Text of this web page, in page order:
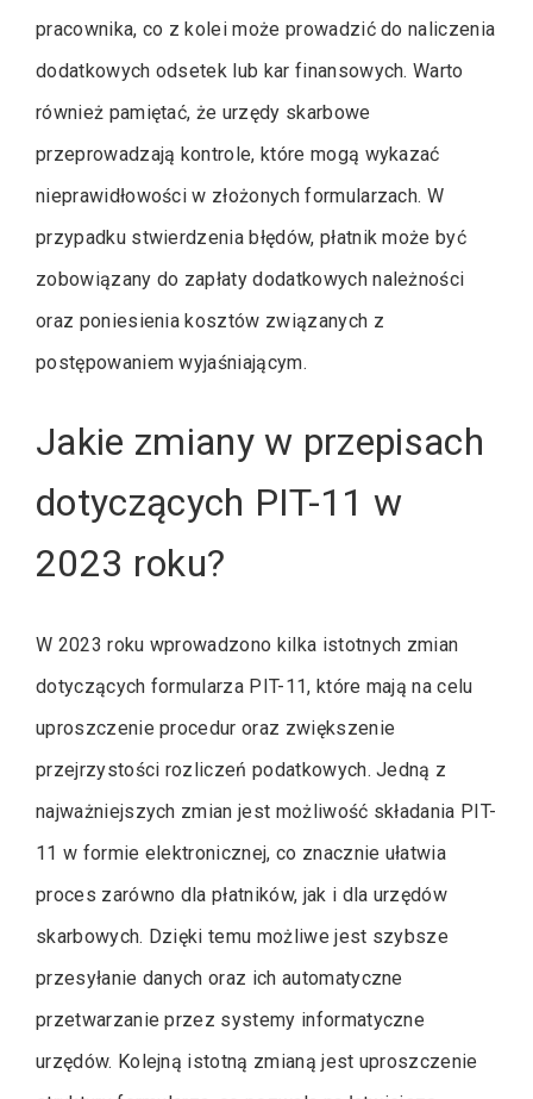
pracownika, co z kolei może prowadzić do naliczenia
dodatkowych odsetek lub kar finansowych. Warto
również pamiętać, że urzędy skarbowe
przeprowadzają kontrole, które mogą wykazać
nieprawidłowości w złożonych formularzach. W
przypadku stwierdzenia błędów, płatnik może być
zobowiązany do zapłaty dodatkowych należności
oraz poniesienia kosztów związanych z
postępowaniem wyjaśniającym.
Jakie zmiany w przepisach
dotyczących PIT-11 w
2023 roku?
W 2023 roku wprowadzono kilka istotnych zmian
dotyczących formularza PIT-11, które mają na celu
uproszczenie procedur oraz zwiększenie
przejrzystości rozliczeń podatkowych. Jedną z
najważniejszych zmian jest możliwość składania PIT-
11 w formie elektronicznej, co znacznie ułatwia
proces zarówno dla płatników, jak i dla urzędów
skarbowych. Dzięki temu możliwe jest szybsze
przesyłanie danych oraz ich automatyczne
przetwarzanie przez systemy informatyczne
urzędów. Kolejną istotną zmianą jest uproszczenie